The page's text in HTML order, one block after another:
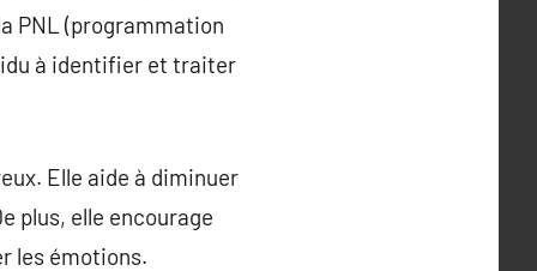
PNL (programmation
à identifier et traiter
Elle aide à diminuer
plus, elle encourage
les émotions.